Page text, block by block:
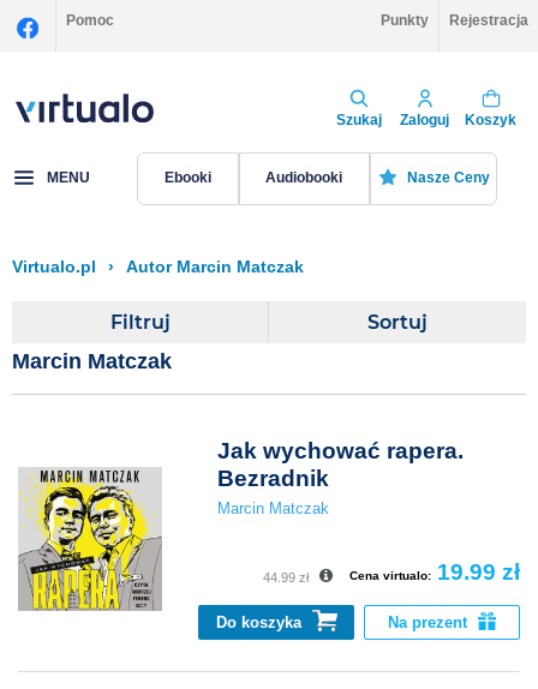
Pomoc Punkty Rejestracja
Szukaj Zaloguj Koszyk
MENU Ebooki Audiobooki Nasze Ceny
Virtualo.pl › Autor Marcin Matczak
Filtruj Sortuj
Marcin Matczak
Jak wychować rapera.
Bezradnik
Marcin Matczak
Cena virtualo: 19.99 zł
44.99 zł
Do koszyka Na prezent